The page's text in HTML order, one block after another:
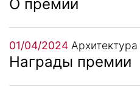
О премии
01/04/2024
Награды премии